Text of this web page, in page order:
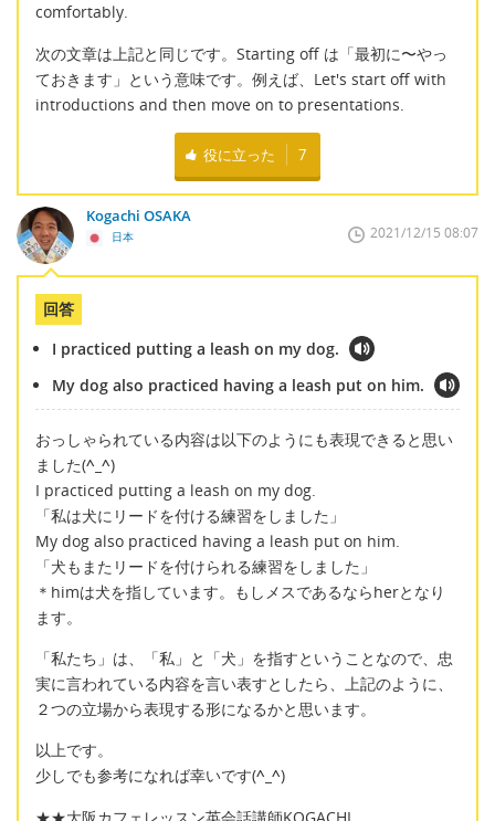
comfortably.
次の文章は上記と同じです。Starting off は「最初に〜やっ
ておきます」という意味です。例えば、Let's start off with
introductions and then move on to presentations.
役に立った 7
Kogachi OSAKA
日本 2021/12/15 08:07
回答
I practiced putting a leash on my dog.
My dog also practiced having a leash put on him.
おっしゃられている内容は以下のようにも表現できると思い
ました(^_^)
I practiced putting a leash on my dog.
「私は犬にリードを付ける練習をしました」
My dog also practiced having a leash put on him.
「犬もまたリードを付けられる練習をしました」
＊himは犬を指しています。もしメスであるならherとなり
ます。
「私たち」は、「私」と「犬」を指すということなので、忠
実に言われている内容を言い表すとしたら、上記のように、
２つの立場から表現する形になるかと思います。
以上です。
少しでも参考になれば幸いです(^_^)